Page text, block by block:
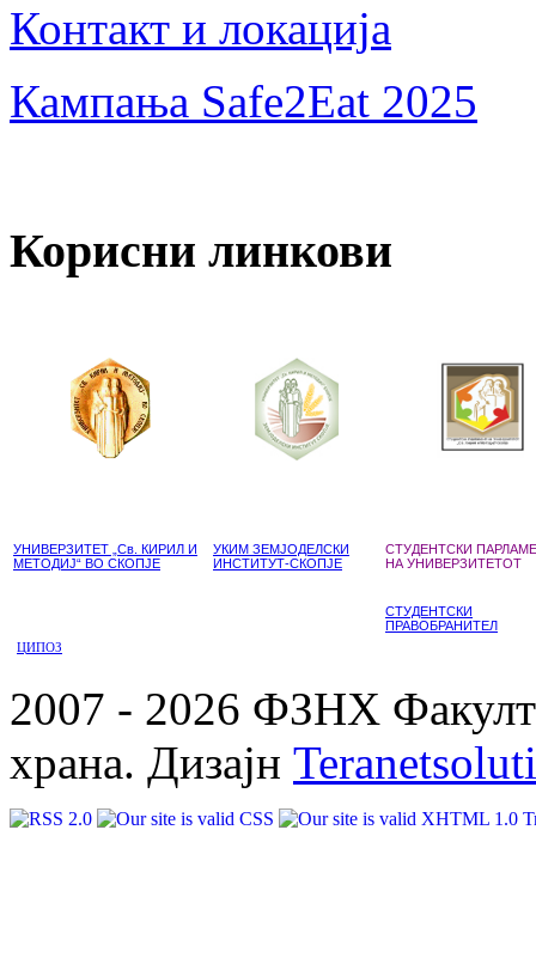
Контакт и локација
Кампања Safe2Eat 2025
Корисни линкови
УНИВЕРЗИТЕТ „Св. КИРИЛ И
МЕТОДИЈ“ ВО СКОПЈЕ
УКИМ ЗЕМЈОДЕЛСКИ
ИНСТИТУТ-СКОПЈЕ
СТУДЕНТСКИ
НА УНИВЕРЗИТЕТОТ
СТУДЕНТСКИ
ПРАВОБРАНИТЕЛ
ЦИПОЗ
2007 - 2026 ФЗНХ
храна. Дизајн